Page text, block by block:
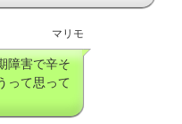
マリモ
障害で辛そ
って思って